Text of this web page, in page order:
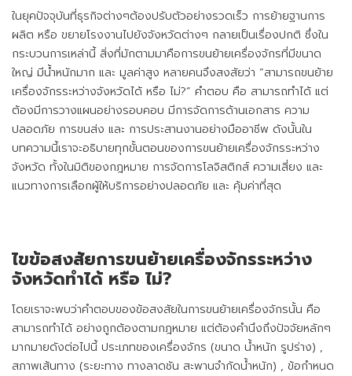
ในยุคปัจจุบันที่ธุรกิจต่างๆต้องปรับตัวอย่างรวดเร็ว การย้ายฐานการ
ผลิต หรือ ขยายโรงงานไปยังจังหวัดต่างๆ กลายเป็นเรื่องปกติ ซึ่งใน
กระบวนการเหล่านี้ สิ่งที่มักตามมาคือการขนย้ายเครื่องจักรที่มีขนาด
ใหญ่ มีน้ำหนักมาก และ มูลค่าสูง หลายคนจึงสงสัยว่า “สามารถขนย้าย
เครื่องจักรระหว่างจังหวัดได้ หรือ ไม่?” คำตอบ คือ สามารถทำได้ แต่
ต้องมีการวางแผนอย่างรอบคอบ มีการจัดการด้านเอกสาร ความ
ปลอดภัย การขนส่ง และ การประสานงานอย่างมืออาชีพ ดังนั้นใน
บทความนี้เราจะอธิบายทุกขั้นตอนของการขนย้ายเครื่องจักรระหว่าง
จังหวัด ทั้งในมิติของกฎหมาย การจัดการโลจิสติกส์ ความเสี่ยง และ
แนวทางการเลือกผู้ให้บริการอย่างปลอดภัย และ คุ้มค่าที่สุด
ไขข้อสงสัยการขนย้ายเครื่องจักรระหว่าง
จังหวัดทำได้ หรือ ไม่?
โดยเราจะพบว่าคำตอบของข้อสงสัยในการขนย้ายเครื่องจักรนั้น คือ
สามารถทำได้ อย่างถูกต้องตามกฎหมาย แต่ต้องคำนึงถึงปัจจัยหลักๆ
มากมายดังต่อไปนี้ ประเภทของเครื่องจักร (ขนาด น้ำหนัก รูปร่าง) ,
สภาพเส้นทาง (ระยะทาง ทางลาดชัน สะพานจำกัดน้ำหนัก) , ข้อกำหนด